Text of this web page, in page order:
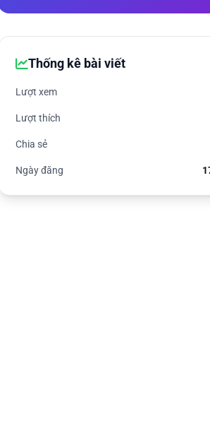
Thống kê bài viết
Lượt xem
Lượt thích
Chia sẻ
Ngày đăng